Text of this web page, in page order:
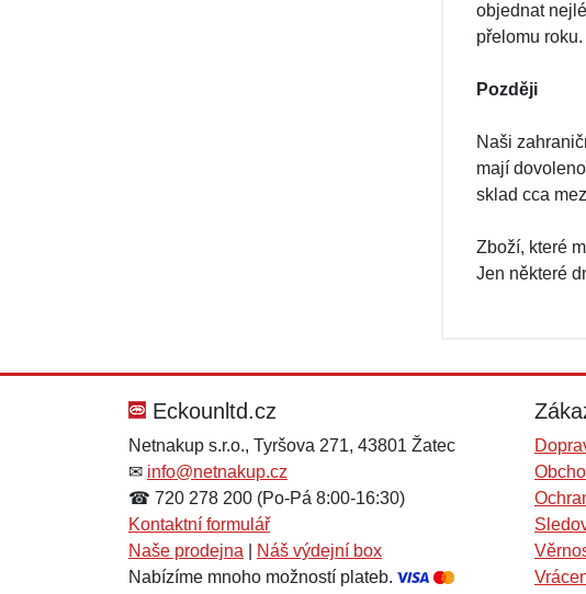
objednat
přelomu roku.
Později
Naši
mají
sklad cca
Zboží, které
Jen některé
Eckounltd.cz
Netnakup s.r.o., Tyršova 271, 43801 Žatec
✉ info@netnakup.cz
☎ 720 278 200 (Po-Pá 8:00-16:30)
Kontaktní formulář
Naše prodejna
Náš výdejní box
Nabízíme mnoho možností plateb.